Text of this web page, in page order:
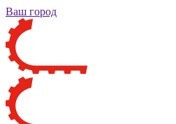
Ваш город